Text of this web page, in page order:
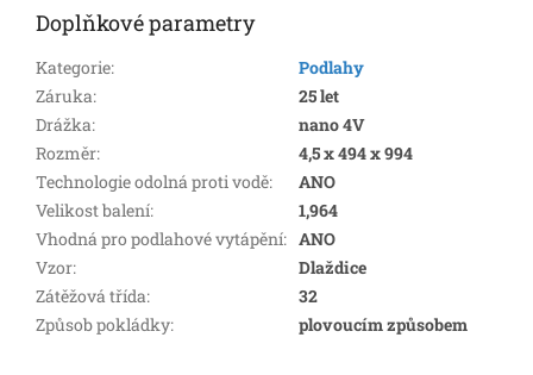
Doplňkové parametry
Kategorie:
Podlahy
Záruka:
25 let
Drážka:
nano 4V
Rozměr:
4,5 x 494 x 994
Technologie odolná proti vodě:
ANO
Velikost balení:
1,964
Vhodná pro podlahové vytápění: ANO
Vzor:
Dlaždice
Zátěžová třída:
32
Způsob pokládky: plovoucím způsobem